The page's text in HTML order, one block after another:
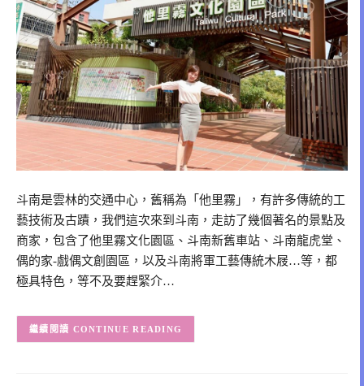
斗南是雲林的交通中心，舊稱為「他里霧」，有許多傳統的工
藝技術及古蹟，我們這次來到斗南，走訪了幾個著名的景點及
商家，包含了他里霧文化園區、斗南新舊車站、斗南龍虎堂、
偶的家-戲偶文創園區，以及斗南將軍工藝傳統木屐…等，都
極具特色，等不及要趕緊介…
CONTINUE READING